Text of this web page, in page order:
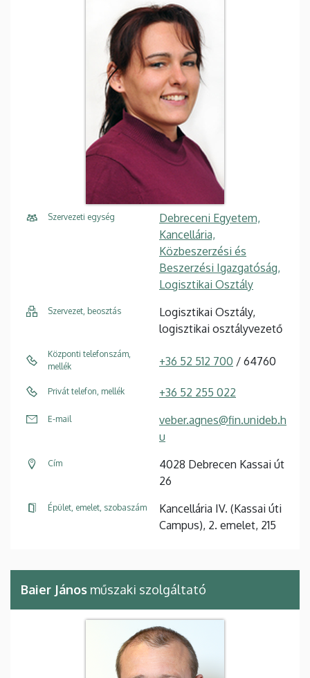
Szervezeti egység
Debreceni Egyetem,
Kancellária,
Közbeszerzési és
Beszerzési Igazgatóság,
Logisztikai Osztály
Szervezet, beosztás
Logisztikai Osztály,
logisztikai osztályvezető
Központi telefonszám,
mellék
+36 52 512 700 / 64760
Privát telefon, mellék +36 52 255 022
E-mail
veber.agnes@fin.unideb.h
u
Cím
4028 Debrecen Kassai út
26
Épület, emelet, szobaszám
Kancellária IV. (Kassai úti
Campus), 2. emelet, 215
Baier János műszaki szolgáltató